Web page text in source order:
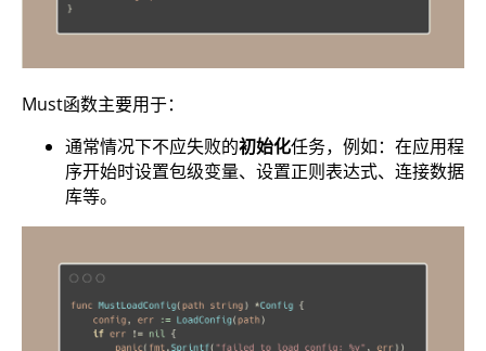
Must函数主要用于：
通常情况下不应失败的初始化任务，例如：在应用程
序开始时设置包级变量、设置正则表达式、连接数据
库等。